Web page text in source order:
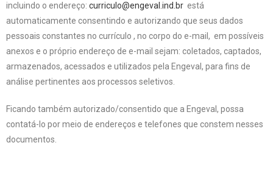
incluindo o endereço: curriculo@engeval.ind.br está
automaticamente consentindo e autorizando que seus dados
pessoais constantes no currículo , no corpo do e-mail, em possíveis
anexos e o próprio endereço de e-mail sejam: coletados, captados,
armazenados, acessados e utilizados pela Engeval, para fins de
análise pertinentes aos processos seletivos.
Ficando também autorizado/consentido que a Engeval, possa
contatá-lo por meio de endereços e telefones que constem nesses
documentos.